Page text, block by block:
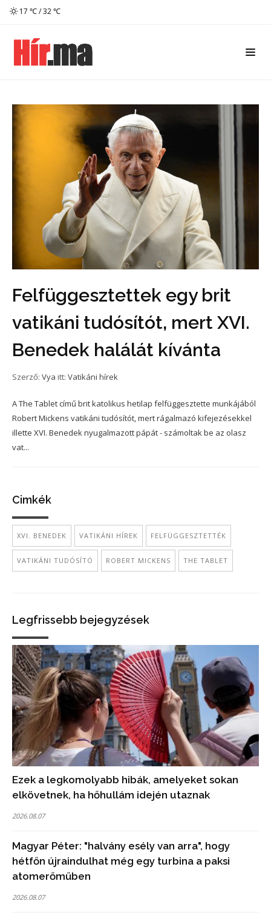
17 ℃ / 32 ℃
Felfüggesztettek egy brit
vatikáni tudósítót, mert XVI.
Benedek halálát kívánta
Szerző: Vya itt: Vatikáni hírek
A The Tablet című brit katolikus hetilap felfüggesztette munkájából
Robert Mickens vatikáni tudósítót, mert rágalmazó kifejezésekkel
illette XVI. Benedek nyugalmazott pápát - számoltak be az olasz
vat...
Cimkék
XVI. BENEDEK VATIKÁNI HÍREK FELFÜGGESZTETTÉK
VATIKÁNI TUDÓSÍTÓ ROBERT MICKENS THE TABLET
Legfrissebb bejegyzések
Ezek a legkomolyabb hibák, amelyeket sokan
elkövetnek, ha hőhullám idején utaznak
2026.08.07
Magyar Péter: "halvány esély van arra", hogy
hétfőn újraindulhat még egy turbina a paksi
atomerőműben
2026.08.07